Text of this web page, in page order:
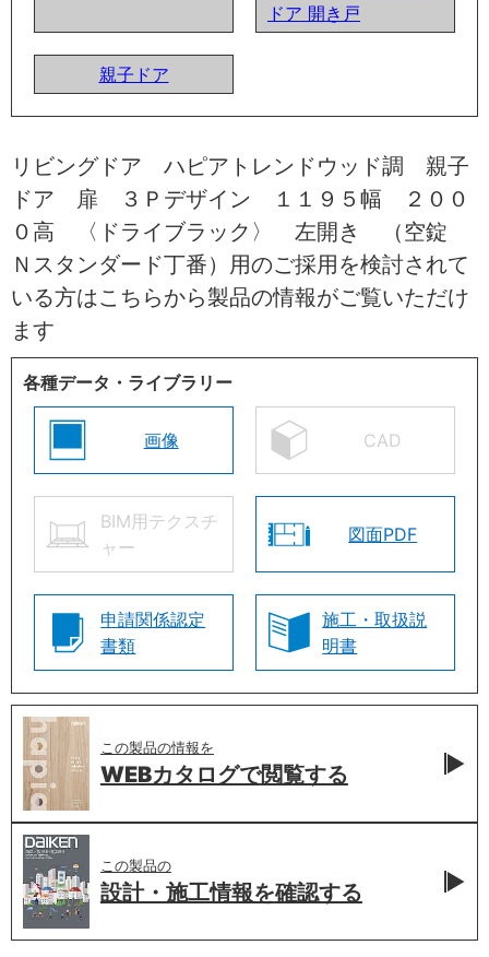
ドア 開き戸
親子ドア
リビングドア ハピアトレンドウッド調 親子
ドア 扉 ３Ｐデザイン １１９５幅 ２００
０高 〈ドライブラック〉 左開き （空錠
Ｎスタンダード丁番）用のご採用を検討されて
いる方はこちらから製品の情報がご覧いただけ
ます
各種データ・ライブラリー
画像 CAD
BIM用テクスチ
ャー
図面PDF
申請関係認定
書類
施工・取扱説
明書
この製品の情報を
WEBカタログで閲覧する
この製品の
設計・施工情報を確認する